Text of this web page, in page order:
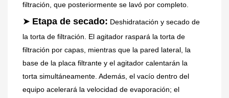
filtración, que posteriormente se lavó por completo.
➤ Etapa de secado: Deshidratación y secado de
la torta de filtración. El agitador raspará la torta de
filtración por capas, mientras que la pared lateral, la
base de la placa filtrante y el agitador calentarán la
torta simultáneamente. Además, el vacío dentro del
equipo acelerará la velocidad de evaporación; el